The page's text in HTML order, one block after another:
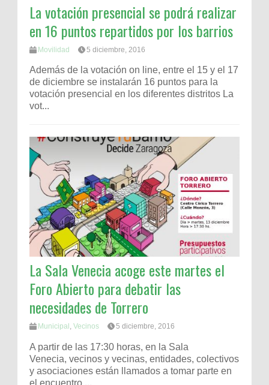
La votación presencial se podrá realizar
en 16 puntos repartidos por los barrios
Movilidad 5 diciembre, 2016
Además de la votación on line, entre el 15 y el 17
de diciembre se instalarán 16 puntos para la
votación presencial en los diferentes distritos La
vot...
La Sala Venecia acoge este martes el
Foro Abierto para debatir las
necesidades de Torrero
Municipal , Vecinos 5 diciembre, 2016
A partir de las 17:30 horas, en la Sala
Venecia, vecinos y vecinas, entidades, colectivos
y asociaciones están llamados a tomar parte en
el encuentro ...